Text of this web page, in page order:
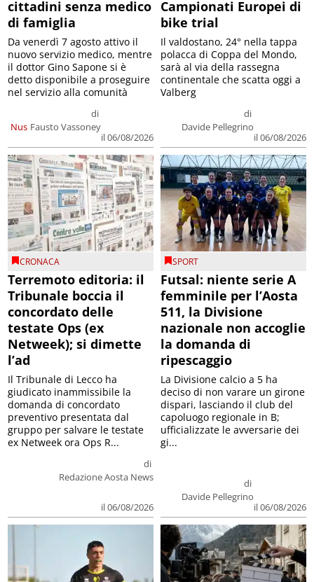
cittadini senza medico
di famiglia
Nus
di
Fausto Vassoney
il 06/08/2026
Da venerdì 7 agosto attivo il
nuovo servizio medico, mentre
il dottor Gino Sapone si è
detto disponibile a proseguire
nel servizio alla comunità
Campionati Europei di
bike trial
di
Davide Pellegrino
il 06/08/2026
Il valdostano, 24° nella tappa
polacca di Coppa del Mondo,
sarà al via della rassegna
continentale che scatta oggi a
Valberg
CRONACA
Terremoto editoria: il
Tribunale boccia il
concordato delle
testate Ops (ex
Netweek); si dimette
l’ad
di
Redazione Aosta News
il 06/08/2026
Il Tribunale di Lecco ha
giudicato inammissibile la
domanda di concordato
preventivo presentata dal
gruppo per salvare le testate
ex Netweek ora Ops R...
SPORT
Futsal: niente serie A
femminile per l’Aosta
511, la Divisione
nazionale non accoglie
la domanda di
ripescaggio
di
Davide Pellegrino
il 06/08/2026
La Divisione calcio a 5 ha
deciso di non varare un girone
dispari, lasciando il club del
capoluogo regionale in B;
ufficializzate le avversarie dei
gi...